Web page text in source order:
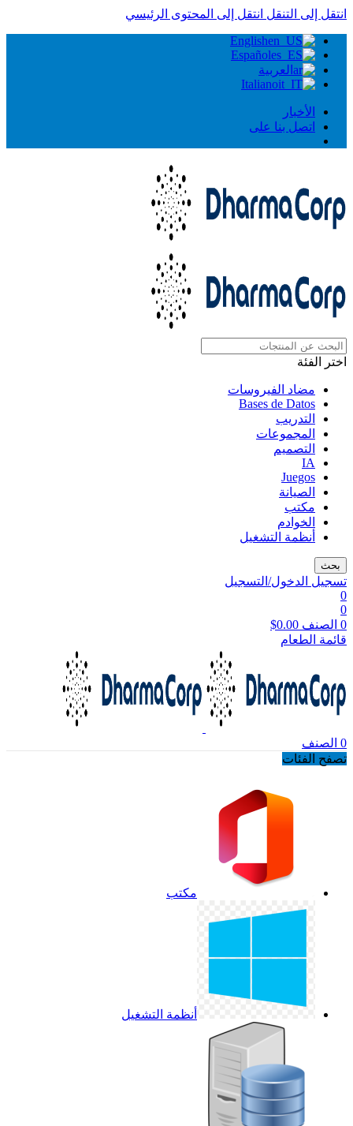
انتقل إلى التنقل انتقل إلى المحتوى الرئيسي
English
Español
العربية
Italiano
الأخبار
اتصل بنا على
اختر الفئة
مضاد الفيروسات
Bases de Datos
التدريب
المجموعات
التصميم
IA
Juegos
الصيانة
مكتب
الخوادم
أنظمة التشغيل
بحث
تسجيل الدخول/التسجيل
0
0
0 الصنف $0.00
قائمة الطعام
0 الصنف
تصفح الفئات
مكتب
أنظمة التشغيل